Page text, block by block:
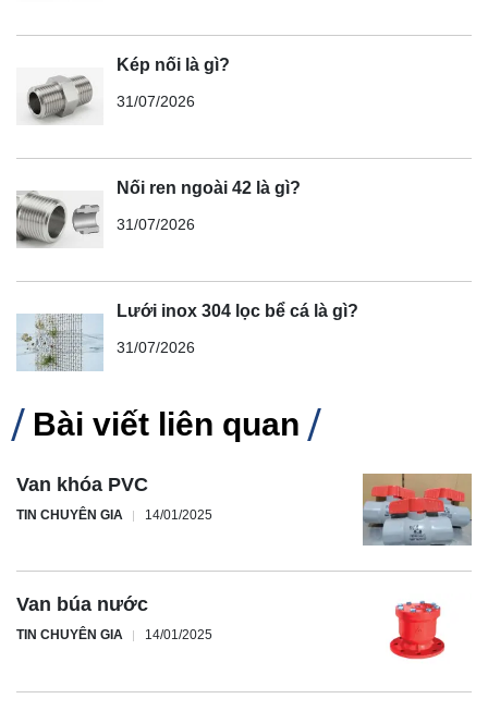
Kép nối là gì?
31/07/2026
Nối ren ngoài 42 là gì?
31/07/2026
Lưới inox 304 lọc bể cá là gì?
31/07/2026
Bài viết liên quan
Van khóa PVC
TIN CHUYÊN GIA 14/01/2025
Van búa nước
TIN CHUYÊN GIA 14/01/2025